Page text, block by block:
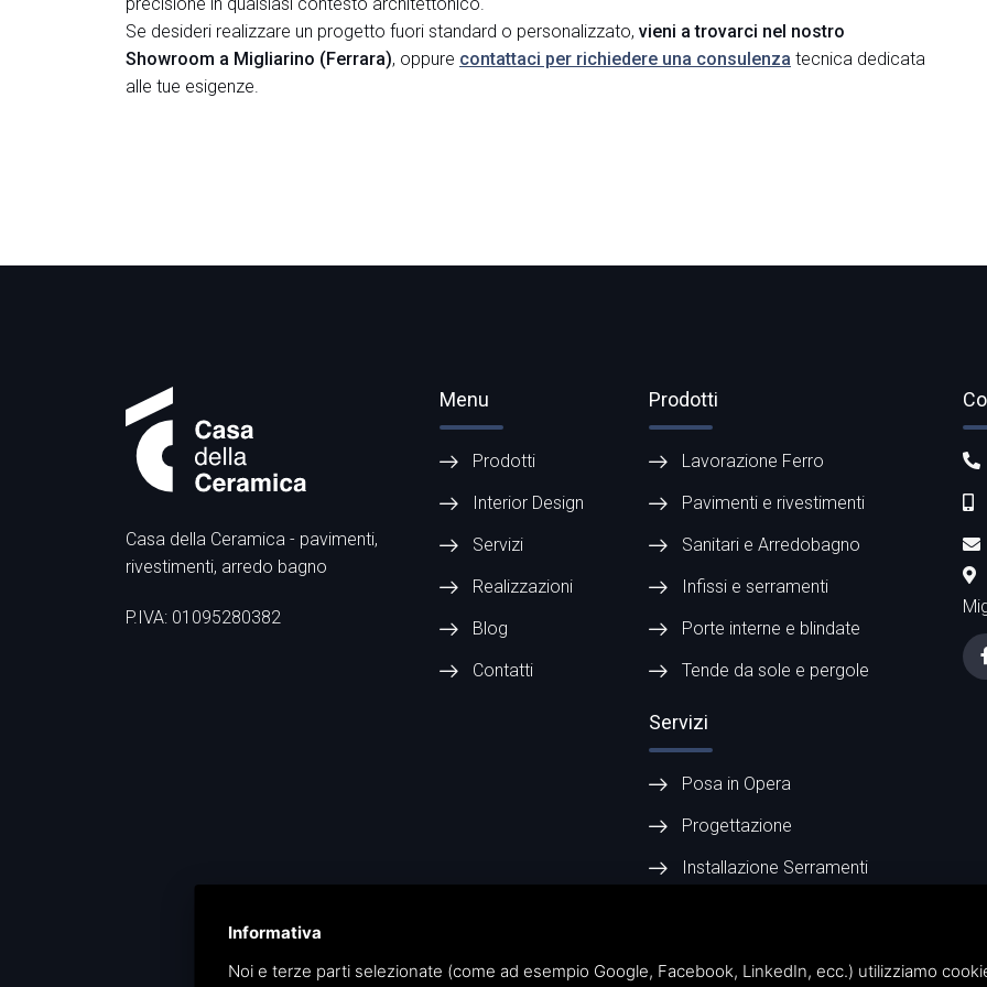
Se desideri realizzare un progetto fuori standard o personalizzato, vieni a trovarci nel nostro
Showroom a Migliarino (Ferrara), oppure contattaci per richiedere una consulenza tecnica dedicata
alle tue esigenze.
Casa della Ceramica - pavimenti,
rivestimenti, arredo bagno
P.IVA: 01095280382
Menu
Prodotti
Interior Design
Servizi
Realizzazioni
Blog
Contatti
Prodotti
Lavorazione Ferro
Pavimenti e rivestimenti
Sanitari e Arredobagno
Infissi e serramenti
Porte interne e blindate
Tende da sole e pergole
Servizi
Posa in Opera
Progettazione
Installazione Serramenti
Informativa
Noi e terze parti selezionate (come ad esempio Google, Facebook, LinkedIn, ecc.) utilizziamo